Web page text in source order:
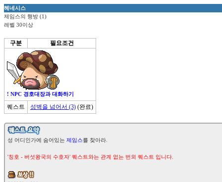
헤네시스
제임스의 행방 (1)
레벨 30이상
구분 필요조건
! NPC 경호대장과 대화하기
퀘스트 성벽을 넘어서 (3) (완료)
성 어디인가에 숨어있는 제임스를 찾아라.
'칭호 - 버섯왕국의 수호자' 퀘스트와는 관계 없는 번외 퀘스트 입니다.